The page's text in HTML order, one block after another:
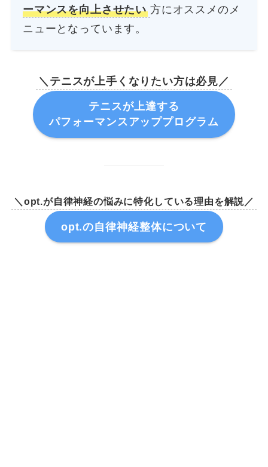
ーマンスを向上させたい 方にオススメのメ
ニューとなっています。
＼テニスが上手くなりたい方は必見／
テニスが上達する
パフォーマンスアッププログラム
＼opt.が自律神経の悩みに特化している理由を解説／
opt.の自律神経整体について